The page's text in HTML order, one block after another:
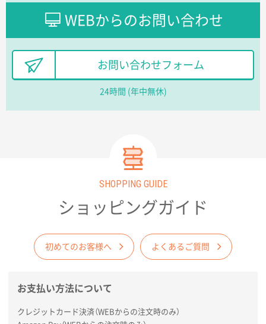
レスタスさんでは以前、自社封筒を製作していただき
ました早く、安く、丁寧につくられているので安心し
長野県R社様
2026年02月09日 14:27
厚手コットンA4フラットトート ナチュラル
商品がよさそうだったから
コットンバッグM(B4対応)
200枚
2026年01月29日 11:46
商品情報の正確な記載、スムーズなシステム対応
広島県(社様
枚
WEBからのお問い合わせ
お問い合わせフォーム
24時間 (年中無休)
SHOPPING GUIDE
ショッピングガイド
初めてのお客様へ よくあるご質問
お支払い方法について
クレジットカード決済（WEBからの注文時のみ）